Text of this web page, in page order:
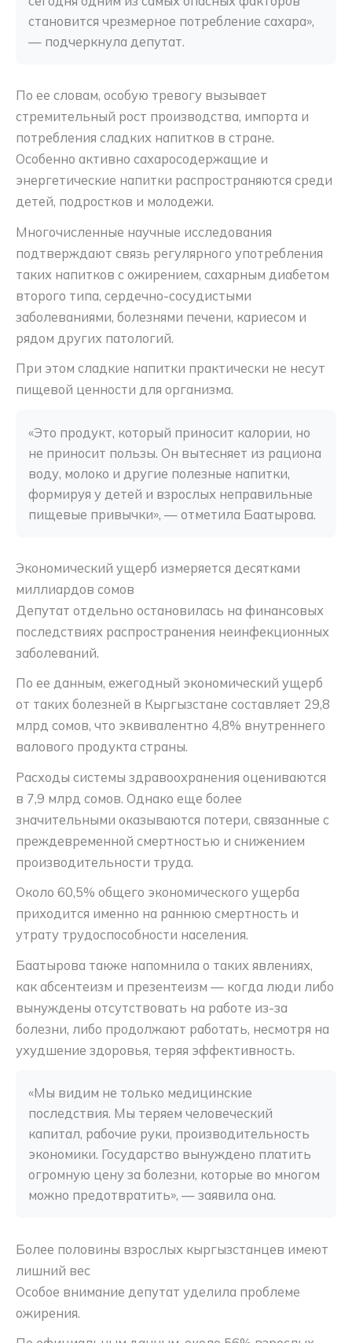
становится чрезмерное потребление сахара»,
— подчеркнула депутат.
По ее словам, особую тревогу вызывает
стремительный рост производства, импорта и
потребления сладких напитков в стране.
Особенно активно сахаросодержащие и
энергетические напитки распространяются среди
детей, подростков и молодежи.
Многочисленные научные исследования
подтверждают связь регулярного употребления
таких напитков с ожирением, сахарным диабетом
второго типа, сердечно-сосудистыми
заболеваниями, болезнями печени, кариесом и
рядом других патологий.
При этом сладкие напитки практически не несут
пищевой ценности для организма.
«Это продукт, который приносит калории, но
не приносит пользы. Он вытесняет из рациона
воду, молоко и другие полезные напитки,
формируя у детей и взрослых неправильные
пищевые привычки», — отметила Баатырова.
Экономический ущерб измеряется десятками
миллиардов сомов
Депутат отдельно остановилась на финансовых
последствиях распространения неинфекционных
заболеваний.
По ее данным, ежегодный экономический ущерб
от таких болезней в Кыргызстане составляет 29,8
млрд сомов, что эквивалентно 4,8% внутреннего
валового продукта страны.
Расходы системы здравоохранения оцениваются
в 7,9 млрд сомов. Однако еще более
значительными оказываются потери, связанные с
преждевременной смертностью и снижением
производительности труда.
Около 60,5% общего экономического ущерба
приходится именно на раннюю смертность и
утрату трудоспособности населения.
Баатырова также напомнила о таких явлениях,
как абсентеизм и презентеизм — когда люди либо
вынуждены отсутствовать на работе из-за
болезни, либо продолжают работать, несмотря на
ухудшение здоровья, теряя эффективность.
«Мы видим не только медицинские
последствия. Мы теряем человеческий
капитал, рабочие руки, производительность
экономики. Государство вынуждено платить
огромную цену за болезни, которые во многом
можно предотвратить», — заявила она.
Более половины взрослых кыргызстанцев имеют
лишний вес
Особое внимание депутат уделила проблеме
ожирения.